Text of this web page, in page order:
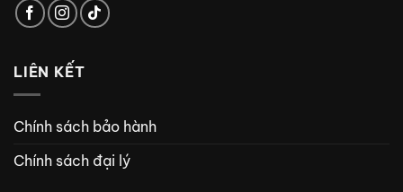
LIÊN KẾT
Chính sách bảo hành
Chính sách đại lý